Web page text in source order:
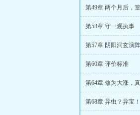
第49章 两个月后，
第53章 守一观执事
第57章 阴阳洞玄演
第60章 评价标准
第64章 修为大涨，
第68章 异虫？异宝！